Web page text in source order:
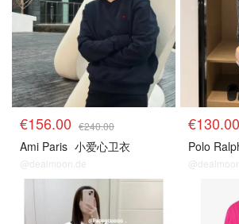
€156.00 €240.00
Ami Paris 小爱心卫衣
@dealmoon.de
€130.00
Polo